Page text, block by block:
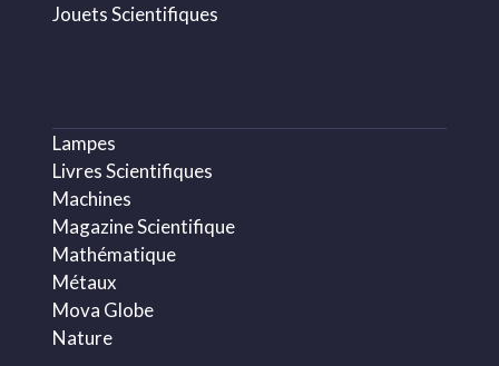
Jouets Scientifiques
Lampes
Livres Scientifiques
Machines
Magazine Scientifique
Mathématique
Métaux
Mova Globe
Nature